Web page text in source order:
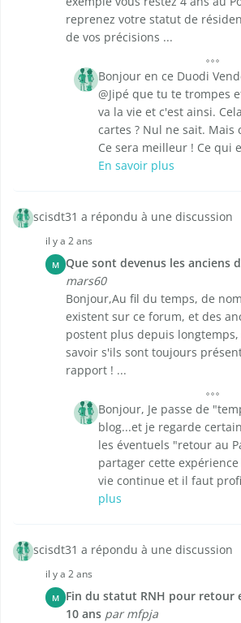
reprenez votre statut de
de vos précisions ...
Bonjour en ce Duodi
@Jipé que tu te trompes
va la vie et c'est ainsi.
cartes ? Nul ne sait. Mais
Ce sera meilleur ! Ce qui
En savoir plus
scisdt31 a répondu à une discussion
il y a 2 ans
M Que sont devenus les anciens
mars60
Bonjour,Au fil du temps, de
existent sur ce forum, et des
postent plus depuis
savoir s'ils sont toujours
rapport ! ...
Bonjour, Je passe de
blog...et je regarde
les éventuels "retour au
partager cette expérience
vie continue et il faut
plus
scisdt31 a répondu à une discussion
il y a 2 ans
M
Fin du statut RNH pour retour
10 ans par mfpja